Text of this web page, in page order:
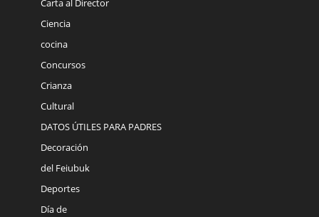
Carta al Director
Ciencia
cocina
Concursos
Crianza
Cultural
DATOS ÚTILES PARA PADRES
Decoración
del Feiubuk
Deportes
Día de